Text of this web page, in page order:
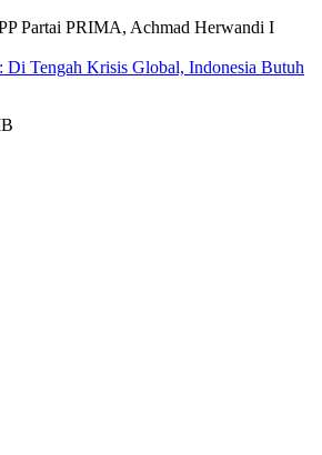
Tengah Krisis Global, Indonesia Butuh